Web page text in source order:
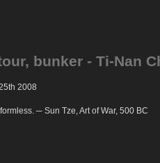
bunker - Ti-Nan
2008
─ Sun Tze, Art of War, 500 BC